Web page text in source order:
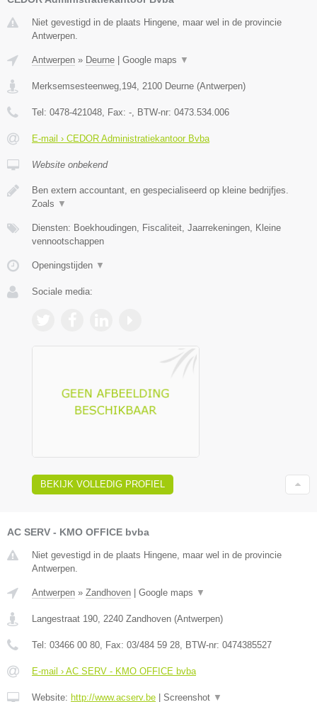
Niet gevestigd in de plaats Hingene, maar wel in de provincie
Antwerpen.
Antwerpen » Deurne | Google maps ▼
Merksemsesteenweg,194 2100 Deurne (Antwerpen)
Tel: 0478-421048 , Fax: - , BTW-nr: 0473.534.006
E-mail › CEDOR Administratiekantoor Bvba
Website onbekend
Ben extern accountant, en gespecialiseerd op kleine bedrijfjes.
Zoals ▼
Diensten: Boekhoudingen, Fiscaliteit, Jaarrekeningen, Kleine
vennootschappen
Openingstijden ▼
Sociale media:
BEKIJK VOLLEDIG PROFIEL
AC SERV - KMO OFFICE bvba
Niet gevestigd in de plaats Hingene, maar wel in de provincie
Antwerpen.
Antwerpen » Zandhoven Google maps ▼
Langestraat 190, 2240 Zandhoven (Antwerpen)
Tel: 03466 00 80, Fax: 03/484 59 28, BTW-nr: 0474385527
E-mail › AC SERV - KMO OFFICE bvba
Website: http://www.acserv.be Screenshot ▼